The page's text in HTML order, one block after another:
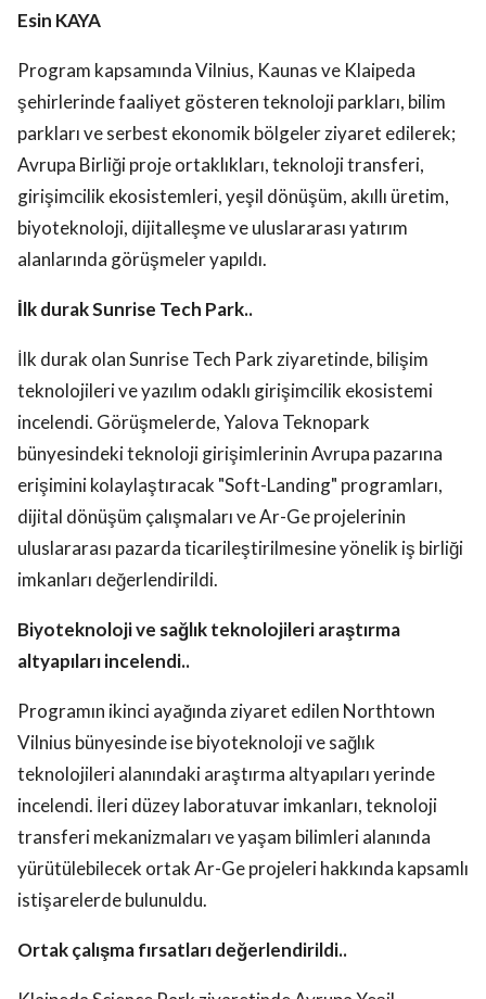
Esin KAYA
Program kapsamında Vilnius, Kaunas ve Klaipeda
şehirlerinde faaliyet gösteren teknoloji parkları, bilim
parkları ve serbest ekonomik bölgeler ziyaret edilerek;
Avrupa Birliği proje ortaklıkları, teknoloji transferi,
girişimcilik ekosistemleri, yeşil dönüşüm, akıllı üretim,
biyoteknoloji, dijitalleşme ve uluslararası yatırım
alanlarında görüşmeler yapıldı.
İlk durak Sunrise Tech Park..
İlk durak olan Sunrise Tech Park ziyaretinde, bilişim
teknolojileri ve yazılım odaklı girişimcilik ekosistemi
incelendi. Görüşmelerde, Yalova Teknopark
bünyesindeki teknoloji girişimlerinin Avrupa pazarına
erişimini kolaylaştıracak "Soft-Landing" programları,
dijital dönüşüm çalışmaları ve Ar-Ge projelerinin
uluslararası pazarda ticarileştirilmesine yönelik iş birliği
imkanları değerlendirildi.
Biyoteknoloji ve sağlık teknolojileri araştırma
altyapıları incelendi..
Programın ikinci ayağında ziyaret edilen Northtown
Vilnius bünyesinde ise biyoteknoloji ve sağlık
teknolojileri alanındaki araştırma altyapıları yerinde
incelendi. İleri düzey laboratuvar imkanları, teknoloji
transferi mekanizmaları ve yaşam bilimleri alanında
yürütülebilecek ortak Ar-Ge projeleri hakkında kapsamlı
istişarelerde bulunuldu.
Ortak çalışma fırsatları değerlendirildi..